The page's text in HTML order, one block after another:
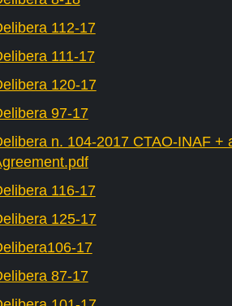
112-17
111-17
120-17
97-17
n. 104-2017 CTAO-INAF +
116-17
125-17
17
87-17